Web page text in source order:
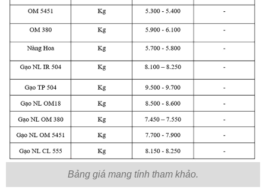
Bảng giá mang tính tham khảo.